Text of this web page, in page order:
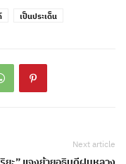
เป็นประเด็น
Next article